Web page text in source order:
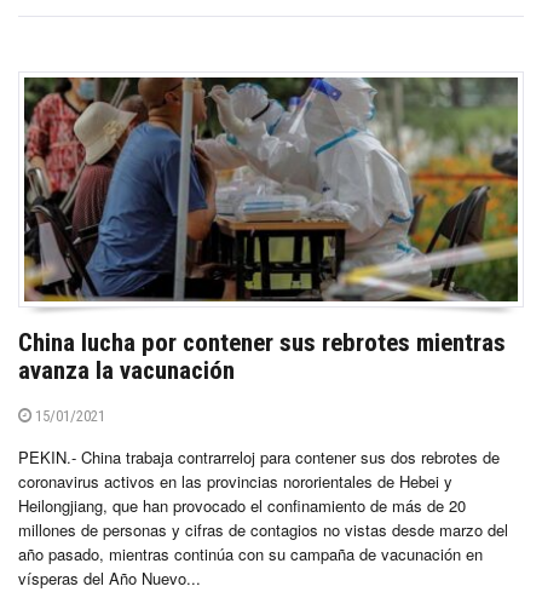
China lucha por contener sus rebrotes mientras
avanza la vacunación
15/01/2021
PEKIN.- China trabaja contrarreloj para contener sus dos rebrotes de
coronavirus activos en las provincias nororientales de Hebei y
Heilongjiang, que han provocado el confinamiento de más de 20
millones de personas y cifras de contagios no vistas desde marzo del
año pasado, mientras continúa con su campaña de vacunación en
vísperas del Año Nuevo...